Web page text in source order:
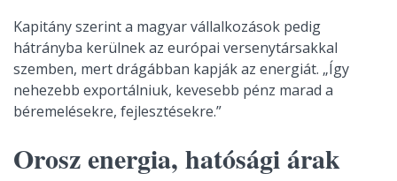
Kapitány szerint a magyar vállalkozások pedig
hátrányba kerülnek az európai versenytársakkal
szemben, mert drágábban kapják az energiát. „Így
nehezebb exportálniuk, kevesebb pénz marad a
béremelésekre, fejlesztésekre.”
Orosz energia, hatósági árak